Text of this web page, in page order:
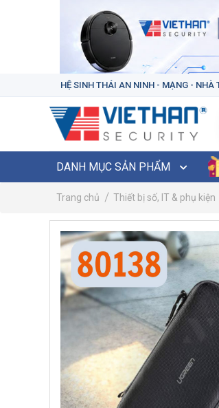
HỆ SINH THÁI AN NINH - MẠNG - NHÀ
DANH MỤC SẢN PHẨM
Trang chủ Thiết bị số, IT & phụ kiện